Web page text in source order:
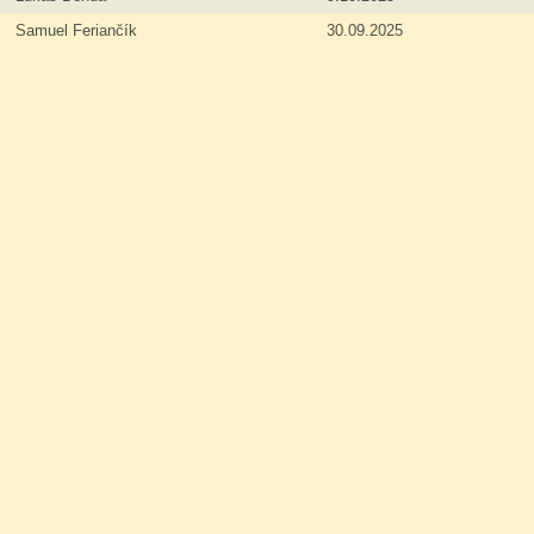
Samuel Feriančík
30.09.2025